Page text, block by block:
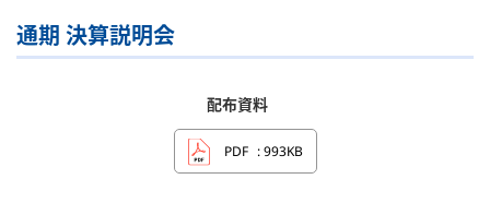
通期 決算説明会
配布資料
PDF : 993KB